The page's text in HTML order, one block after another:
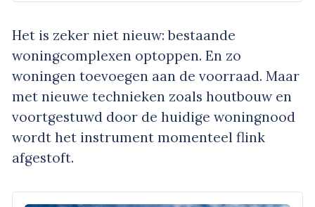
Het is zeker niet nieuw: bestaande
woningcomplexen optoppen. En zo
woningen toevoegen aan de voorraad. Maar
met nieuwe technieken zoals houtbouw en
voortgestuwd door de huidige woningnood
wordt het instrument momenteel flink
afgestoft.